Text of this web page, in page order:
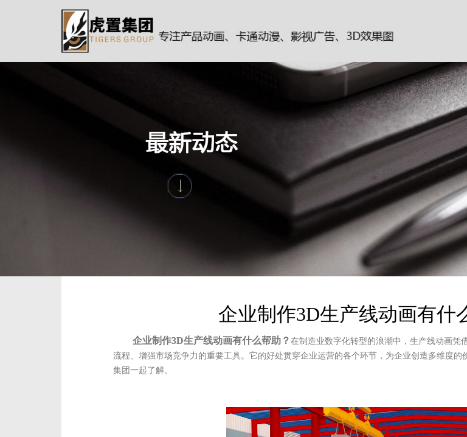
企业制作3D生产线动画有什
企业制作3D生产线动画有什么帮助？在制造业数字化转型的浪潮中，生产线动画凭
流程、增强市场竞争力的重要工具。它的好处贯穿企业运营的各个环节，为企业创造多维度
集团一起了解。